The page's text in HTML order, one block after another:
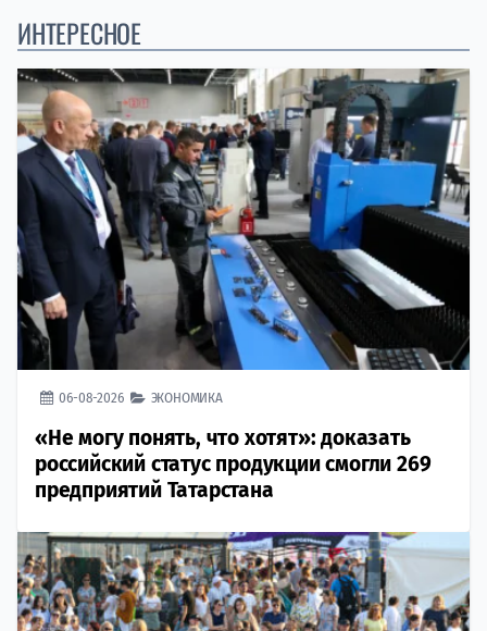
ИНТЕРЕСНОЕ
06-08-2026 ЭКОНОМИКА
«Не могу понять, что хотят»: доказать
российский статус продукции смогли 269
предприятий Татарстана